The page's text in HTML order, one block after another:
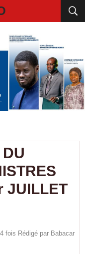
JUILLET
fois Rédigé par Babacar